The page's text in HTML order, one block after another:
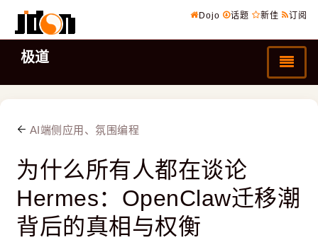
Dojo 话题 新佳 订阅
极道
AI端侧应用、氛围编程
为什么所有人都在谈论
Hermes：OpenClaw迁移潮
背后的真相与权衡